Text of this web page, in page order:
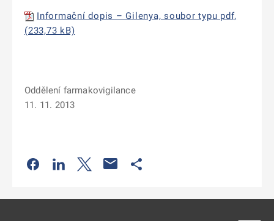
Informační dopis – Gilenya, soubor typu pdf,
(233,73 kB)
Oddělení farmakovigilance
11. 11. 2013
Odkaz se otevře na nové kartě
Odkaz se otevře na nové kartě
Odkaz se otevře na nové kartě